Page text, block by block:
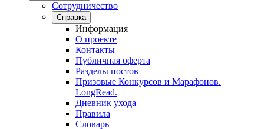
Сотрудничество
Справка
Информация
О проекте
Контакты
Публичная оферта
Разделы постов
Призовые Конкурсов и Марафонов.
LongRead.
Дневник ухода
Правила
Словарь